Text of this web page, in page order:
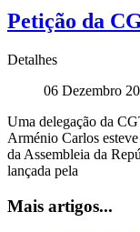
Petição da
Detalhes
06 Dezembro
Uma delegação da
Arménio Carlos
da Assembleia da
lançada pela
Mais artigos...